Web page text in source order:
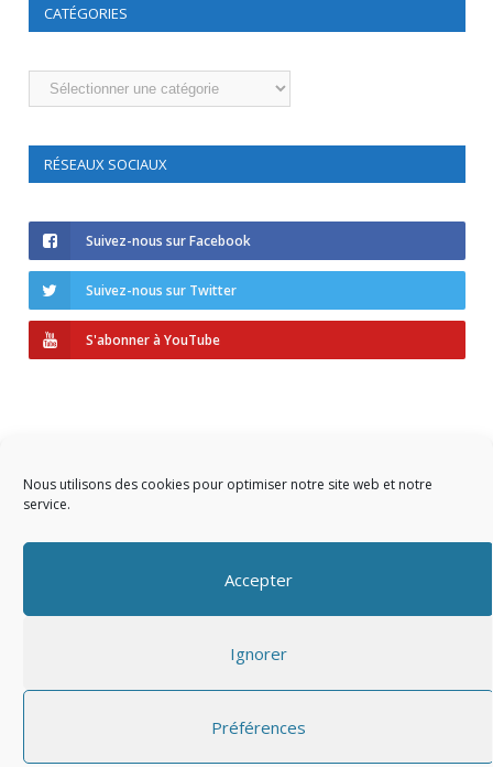
Nous utilisons des cookies pour optimiser notre site web et notre
service.
Accepter
Ignorer
Préférences
CATÉGORIES
Catégories
RÉSEAUX SOCIAUX
Suivez-nous sur Facebook
Suivez-nous sur Twitter
S'abonner à YouTube
Copyright © 2023 AIDF
Présentation